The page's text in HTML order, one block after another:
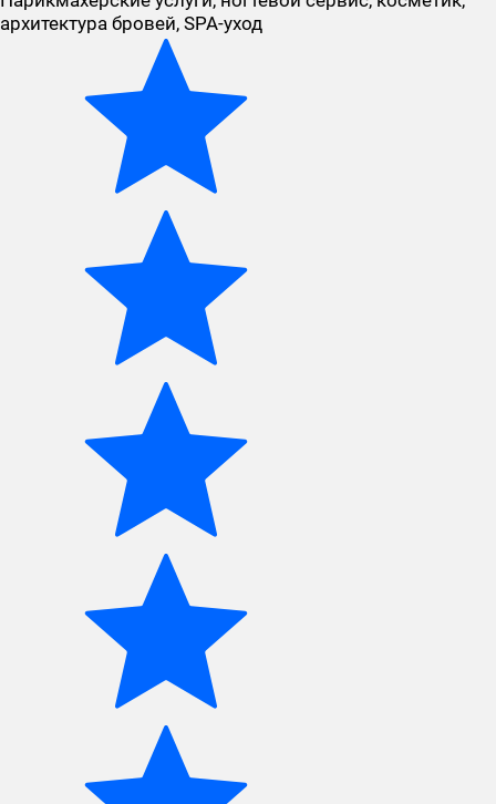
архитектура бровей, SPA-уход